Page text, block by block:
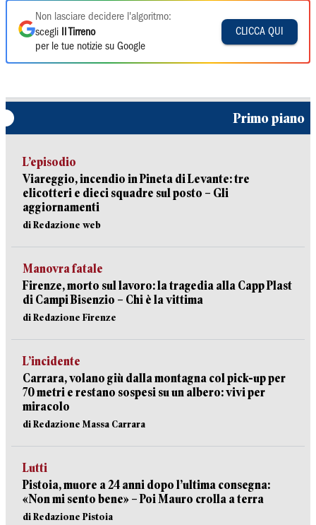
Non lasciare decidere l'algoritmo:
scegli
Il Tirreno
per le tue notizie su Google
CLICCA QUI
Primo piano
L’episodio
Viareggio, incendio in Pineta di Levante: tre
elicotteri e dieci squadre sul posto – Gli
aggiornamenti
di Redazione web
Manovra fatale
Firenze, morto sul lavoro: la tragedia alla Capp Plast
di Campi Bisenzio – Chi è la vittima
di Redazione Firenze
L’incidente
Carrara, volano giù dalla montagna col pick-up per
70 metri e restano sospesi su un albero: vivi per
miracolo
di Redazione Massa Carrara
Lutti
Pistoia, muore a 24 anni dopo l’ultima consegna:
«Non mi sento bene» – Poi Mauro crolla a terra
di Redazione Pistoia